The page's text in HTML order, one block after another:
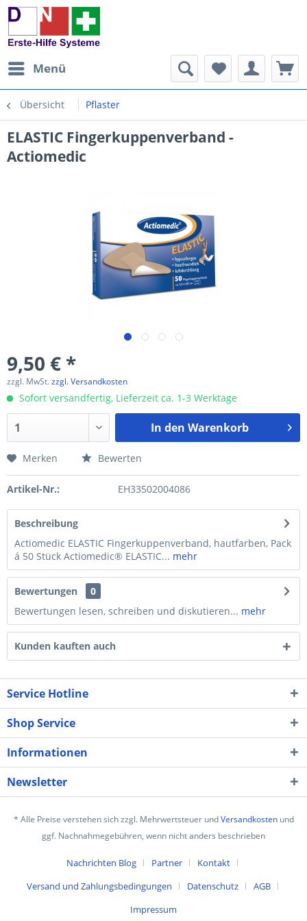
Menü
Übersicht Pflaster
ELASTIC Fingerkuppenverband -
Actiomedic
9,50 € *
zzgl. MwSt.zzgl. Versandkosten
Sofort versandfertig, Lieferzeit ca. 1-3 Werktage
In den Warenkorb
Merken Bewerten
Artikel-Nr.: EH33502004086
Beschreibung
Actiomedic ELASTIC Fingerkuppenverband, hautfarben, Pack
á 50 Stück Actiomedic® ELASTIC... mehr
Bewertungen
0
Bewertungen lesen, schreiben und diskutieren... mehr
Kunden kauften auch
Service Hotline
Shop Service
Informationen
Newsletter
* Alle Preise verstehen sich zzgl. Mehrwertsteuer undVersandkostenund
ggf. Nachnahmegebühren, wenn nicht anders beschrieben
Nachrichten Blog Partner
Kontakt
Versand und Zahlungsbedingungen
Datenschutz
AGB
Impressum